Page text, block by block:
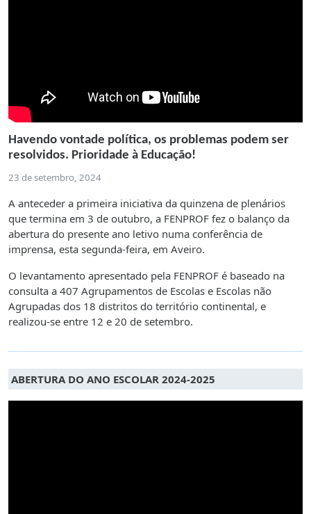
Havendo vontade política, os problemas podem ser
resolvidos. Prioridade à Educação!
23 de setembro, 2024
A anteceder a primeira iniciativa da quinzena de plenários
que termina em 3 de outubro, a FENPROF fez o balanço da
abertura do presente ano letivo numa conferência de
imprensa, esta segunda-feira, em Aveiro.
O levantamento apresentado pela FENPROF é baseado na
consulta a 407 Agrupamentos de Escolas e Escolas não
Agrupadas dos 18 distritos do território continental, e
realizou-se entre 12 e 20 de setembro.
ABERTURA DO ANO ESCOLAR 2024-2025